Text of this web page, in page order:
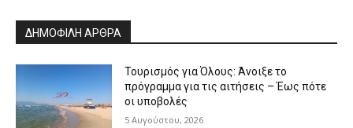
ΔΗΜΟΦΙΛΗ ΑΡΘΡΑ
Τουρισμός για Όλους: Άνοιξε το
πρόγραμμα για τις αιτήσεις – Έως πότε
οι υποβολές
5 Αυγούστου, 2026